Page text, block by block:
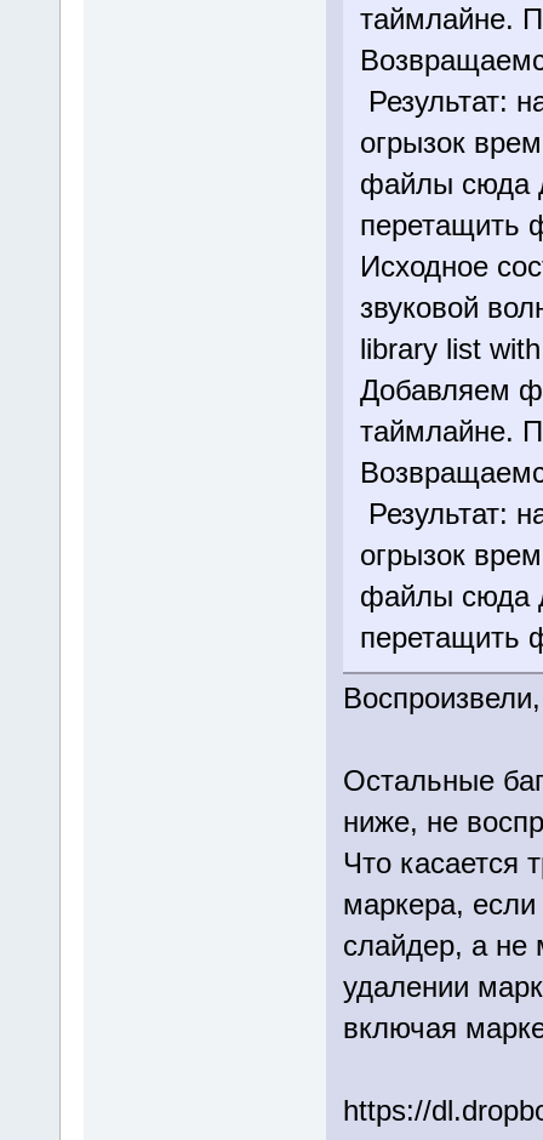
таймлайне.
Результат:
огрызок
файлы сюда
перетащить
Исходное
звуковой
library list
Добавляем
таймлайне.
Результат:
огрызок
файлы сюда
перетащить
Остальные
ниже, не
Что касается
маркера,
слайдер, а не
удалении
включая
https://